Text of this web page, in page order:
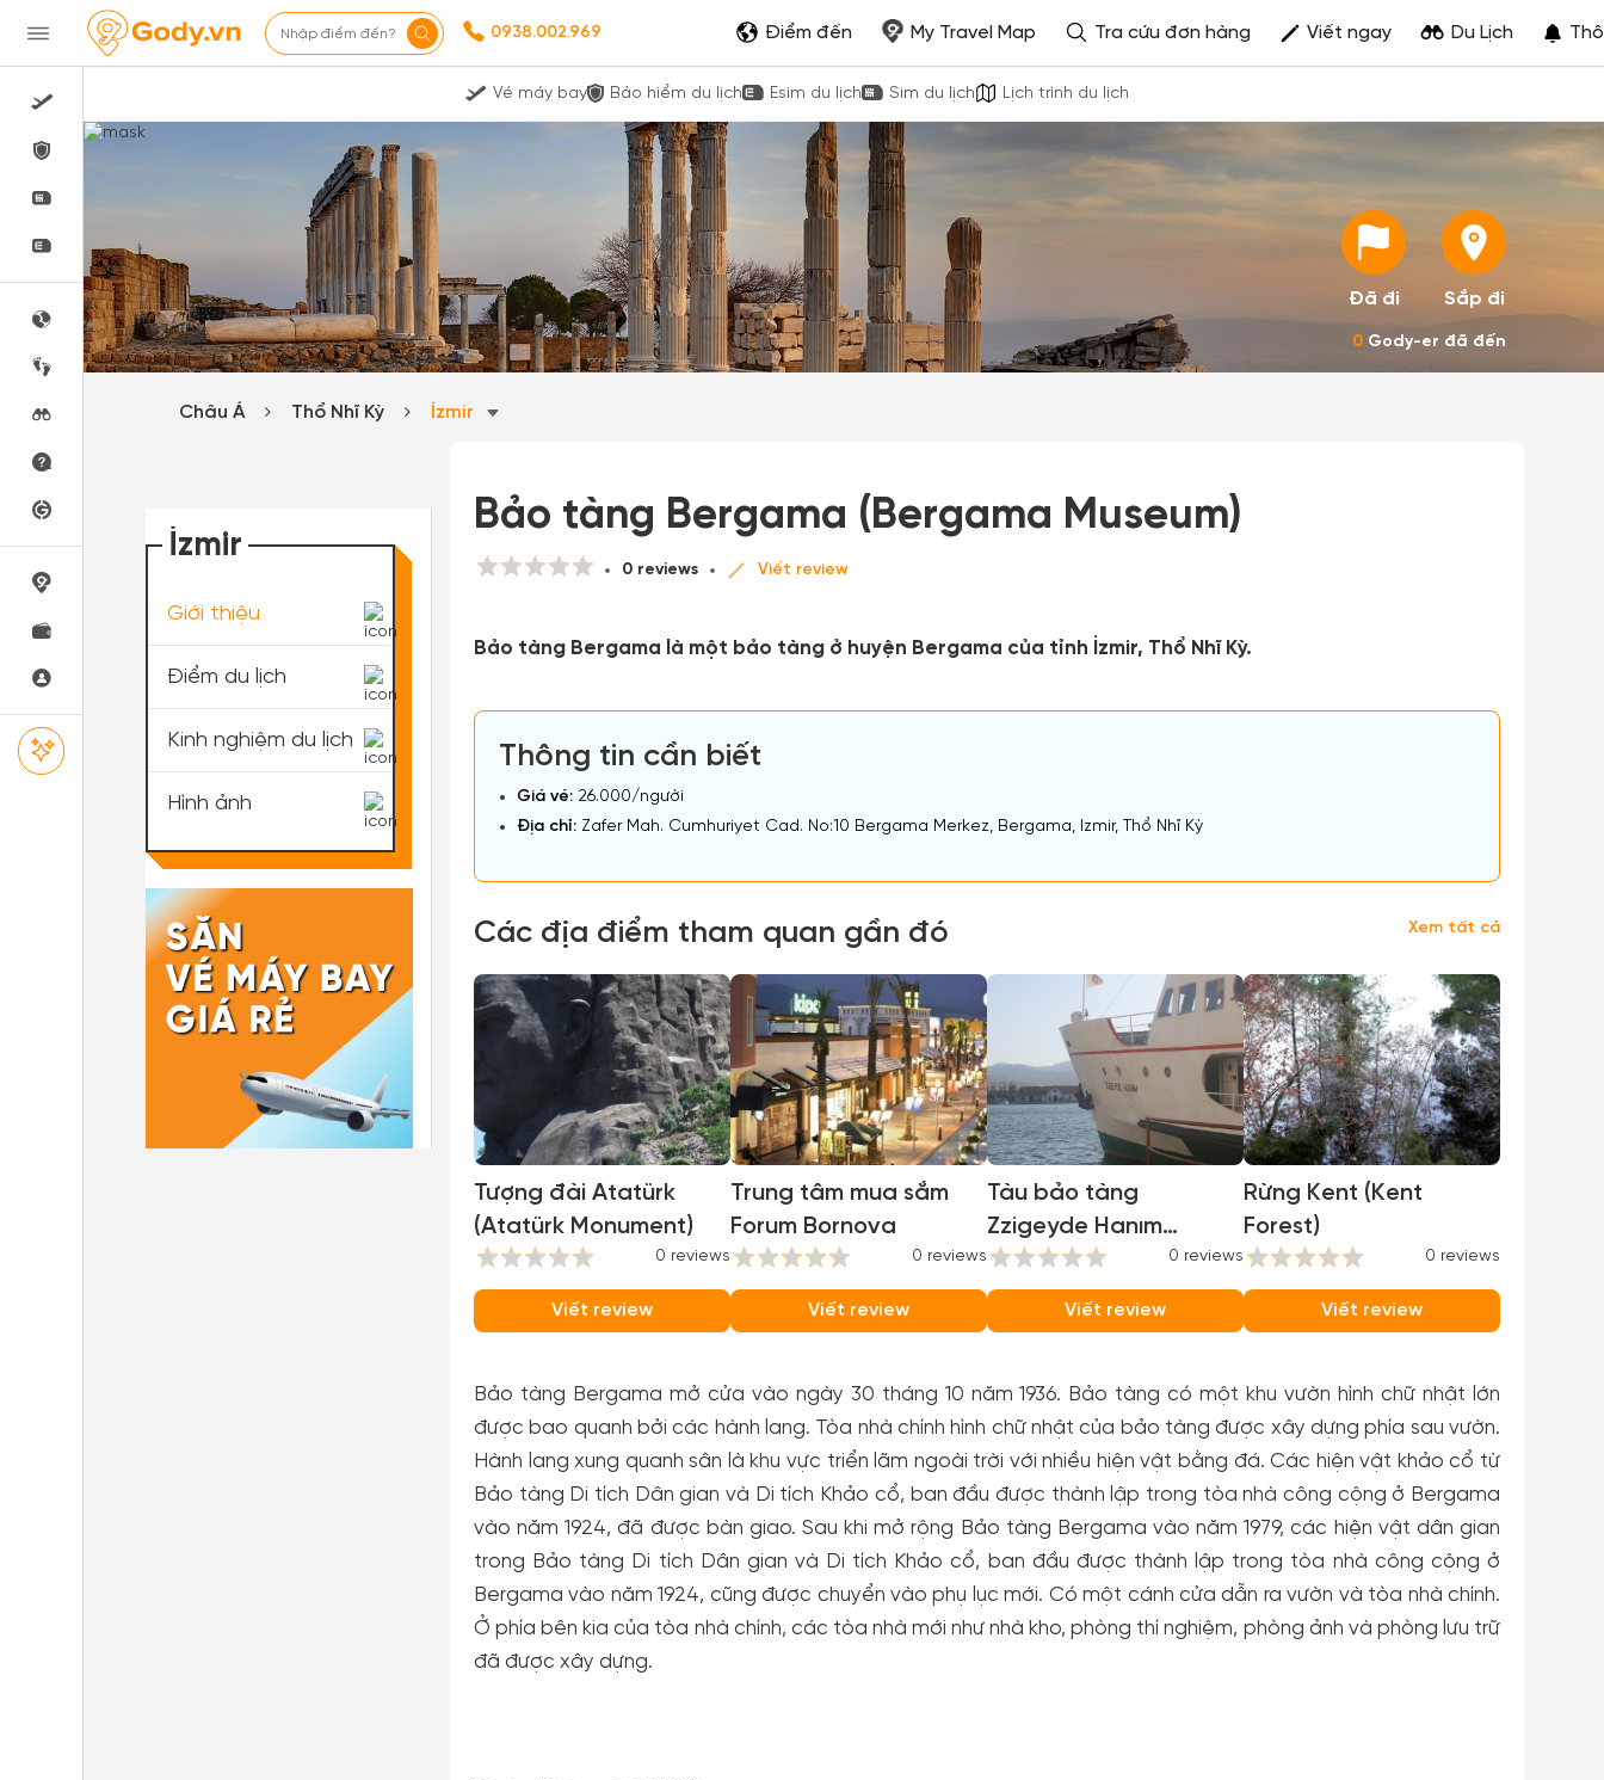
Nhập điểm đến? 0938.002.969 Điểm đến My Travel Map Tra cứu đơn hàng Viết ngay Du Lịch
Vé máy bay Bảo hiểm du lịch Esim du lịch Sim du lịch Lịch trình du lịch
Đã đi Sắp đi
0 Gody-er đã đến
Châu Á Thổ Nhĩ Kỳ İzmir
Bảo tàng Bergama (Bergama Museum)
0 reviews Viết review
Bảo tàng Bergama là một bảo tàng ở huyện Bergama của tỉnh İzmir, Thổ Nhĩ Kỳ.
Thông tin cần biết
Giá vé: 26.000/người
Địa chỉ: Zafer Mah. Cumhuriyet Cad. No:10 Bergama Merkez, Bergama, Izmir, Thổ Nhĩ Kỳ
Các địa điểm tham quan gần đó Xem tất cả
Tượng đài Atatürk
(Atatürk Monument)
0 reviews
Viết review
Trung tâm mua sắm
Forum Bornova
0 reviews
Viết review
Tàu bảo tàng
Zzigeyde Hanım
(Zübeyde Hanım
Museum Ship)
0 reviews
Viết review
Rừng Kent (Kent
Forest)
0 reviews
Viết review
Bảo tàng Bergama mở cửa vào ngày 30 tháng 10 năm 1936. Bảo tàng có một khu vườn hình chữ nhật lớn
được bao quanh bởi các hành lang. Tòa nhà chính hình chữ nhật của bảo tàng được xây dựng phía sau vườn.
Hành lang xung quanh sân là khu vực triển lãm ngoài trời với nhiều hiện vật bằng đá. Các hiện vật khảo cổ từ
Bảo tàng Di tích Dân gian và Di tích Khảo cổ, ban đầu được thành lập trong tòa nhà công cộng ở Bergama
vào năm 1924, đã được bàn giao. Sau khi mở rộng Bảo tàng Bergama vào năm 1979, các hiện vật dân gian
trong Bảo tàng Di tích Dân gian và Di tích Khảo cổ, ban đầu được thành lập trong tòa nhà công cộng ở
Bergama vào năm 1924, cũng được chuyển vào phụ lục mới. Có một cánh cửa dẫn ra vườn và tòa nhà chính.
Ở phía bên kia của tòa nhà chính, các tòa nhà mới như nhà kho, phòng thí nghiệm, phòng ảnh và phòng lưu trữ
đã được xây dựng.
İzmir
Giới thiệu
Điểm du lịch
Kinh nghiệm du lịch
Hình ảnh